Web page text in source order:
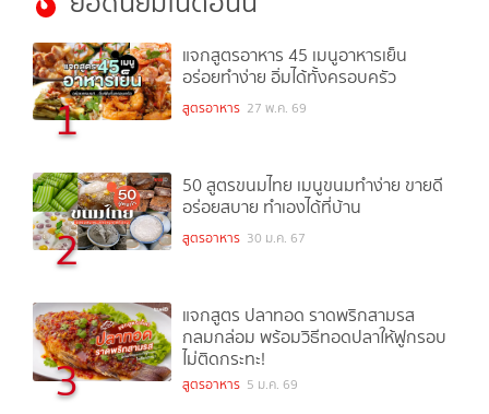
1
แจกสูตรอาหาร 45 เมนูอาหารเย็น
อร่อยทำง่าย อิ่มได้ทั้งครอบครัว
สูตรอาหาร 27 พ.ค. 69
2
50 สูตรขนมไทย เมนูขนมทำง่าย ขายดี
อร่อยสบาย ทำเองได้ที่บ้าน
สูตรอาหาร 30 ม.ค. 67
3
แจกสูตร ปลาทอด ราดพริกสามรส
กลมกล่อม พร้อมวิธีทอดปลาให้ฟูกรอบ
ไม่ติดกระทะ!
สูตรอาหาร 5 ม.ค. 69